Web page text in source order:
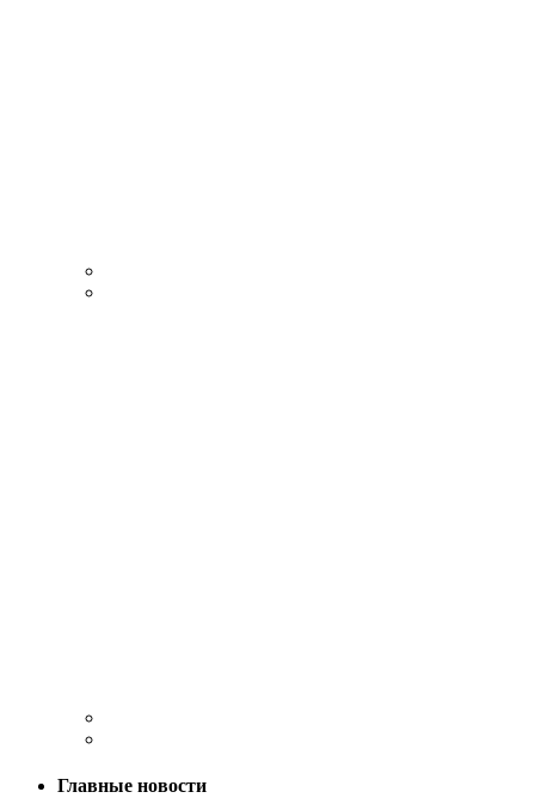
Главные новости